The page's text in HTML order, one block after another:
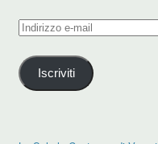
Indirizzo
mail
Iscriviti